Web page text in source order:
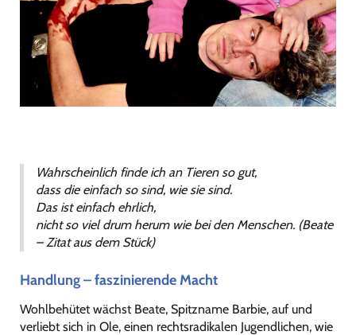
Wahrscheinlich finde ich an Tieren so gut,
dass die einfach so sind, wie sie sind.
Das ist einfach ehrlich,
nicht so viel drum herum wie bei den Menschen. (Beate
– Zitat aus dem Stück)
Handlung – faszinierende Macht
Wohlbehütet wächst Beate, Spitzname Barbie, auf und
verliebt sich in Ole, einen rechtsradikalen Jugendlichen, wie